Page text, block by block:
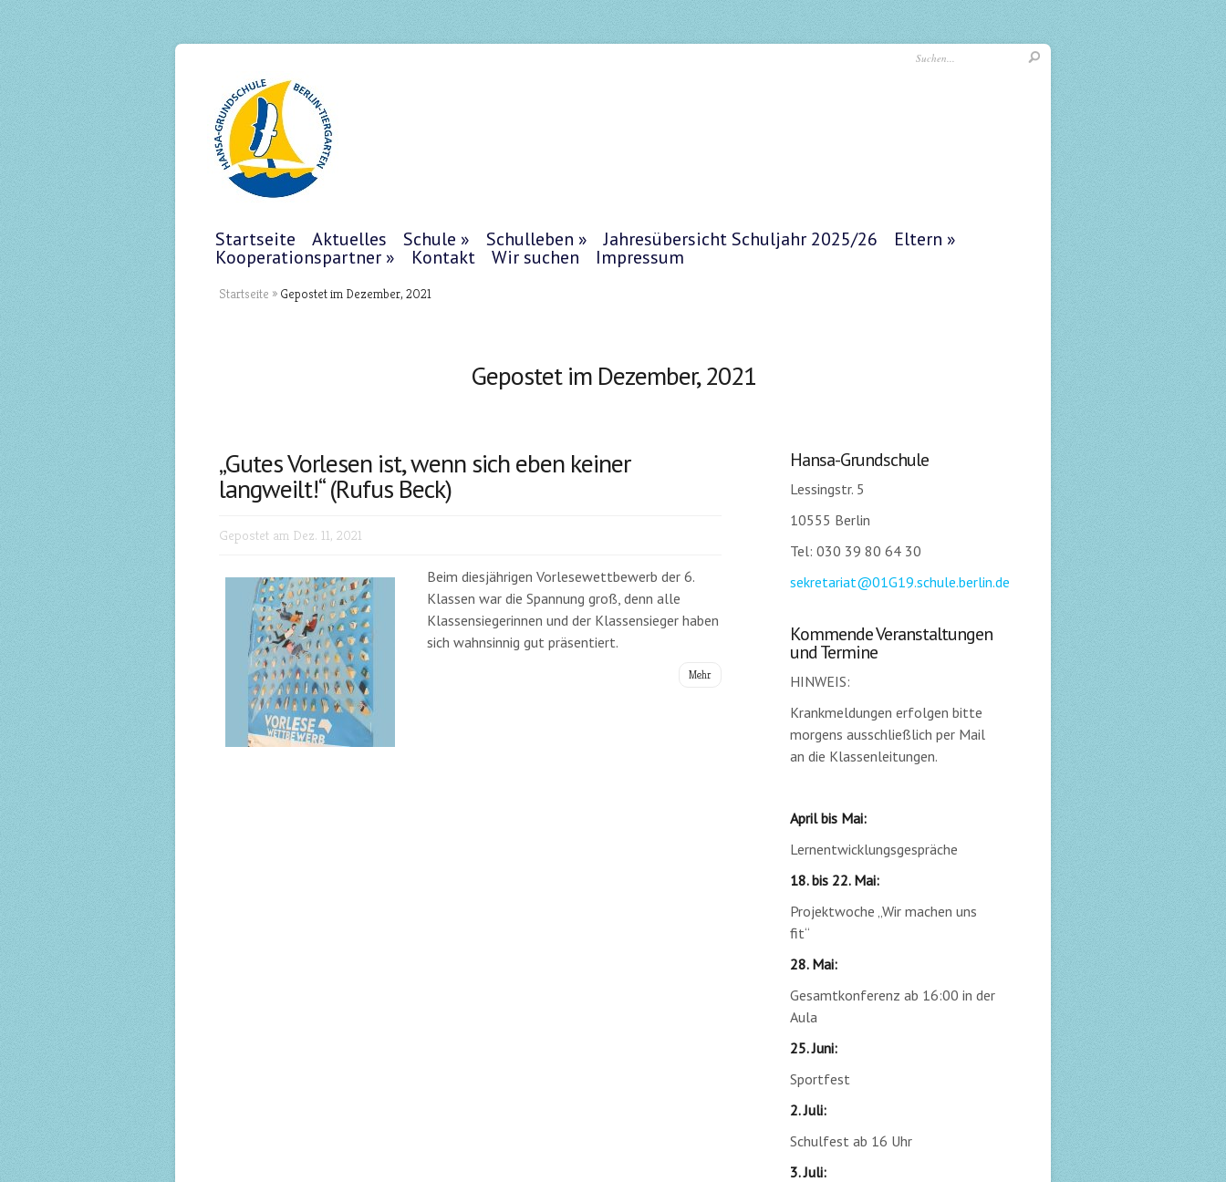
Startseite Aktuelles Schule Schulleben Jahresübersicht Schuljahr 2025/26 Eltern
Kooperationspartner Kontakt Wir suchen Impressum
Startseite » Gepostet im Dezember, 2021
Gepostet im Dezember, 2021
„Gutes Vorlesen ist, wenn sich eben keiner
langweilt!“ (Rufus Beck)
Gepostet am Dez. 11, 2021
Beim diesjährigen Vorlesewettbewerb der 6.
Klassen war die Spannung groß, denn alle
Klassensiegerinnen und der Klassensieger haben
sich wahnsinnig gut präsentiert.
Mehr
Hansa-Grundschule
Lessingstr. 5
10555 Berlin
Tel: 030 39 80 64 30
sekretariat@01G19.schule.berlin.de
Kommende Veranstaltungen
und Termine
HINWEIS:
Krankmeldungen erfolgen bitte
morgens ausschließlich per Mail
an die Klassenleitungen.
April bis Mai:
Lernentwicklungsgespräche
18. bis 22. Mai:
Projektwoche „Wir machen uns
fit“
28. Mai:
Gesamtkonferenz ab 16:00 in der
Aula
25. Juni:
Sportfest
2. Juli:
Schulfest ab 16 Uhr
3. Juli: